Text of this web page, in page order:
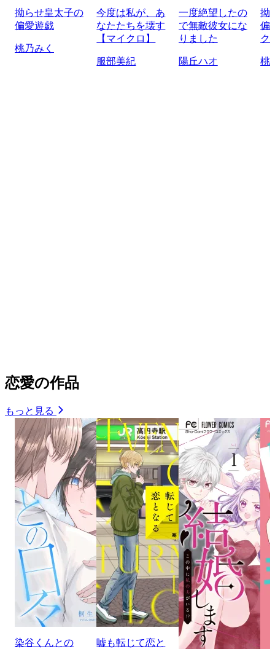
拗らせ皇太子の
偏愛遊戯
桃乃みく
今度は私が、あ
なたたちを壊す
【マイクロ】
服部美紀
一度絶望したの
で無敵彼女にな
りました
陽丘ハオ
拗
偏
ク
桃
恋愛の作品
もっと見る
染谷くんとの
嘘も転じて恋と